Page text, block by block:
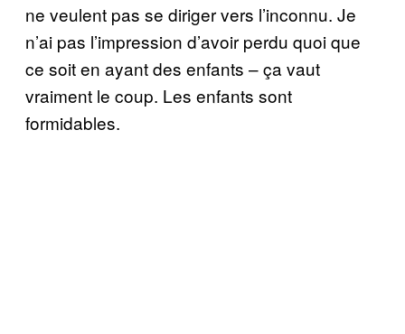
ne veulent pas se diriger vers l’inconnu. Je
n’ai pas l’impression d’avoir perdu quoi que
ce soit en ayant des enfants – ça vaut
vraiment le coup. Les enfants sont
formidables.